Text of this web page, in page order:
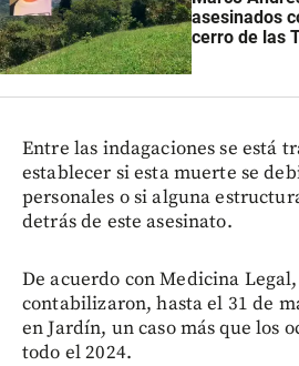
asesinados
cerro de las
Entre las indagaciones se está
establecer si esta muerte se
personales o si alguna
detrás de este asesinato.
De acuerdo con Medicina Legal,
contabilizaron, hasta el 31 de
en Jardín, un caso más que los
todo el 2024.